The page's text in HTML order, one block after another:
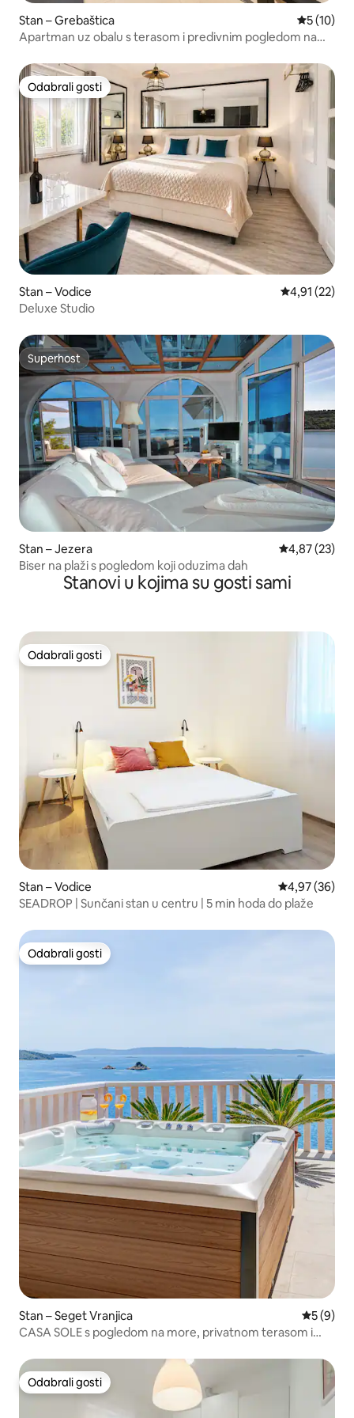
Stan – Grebaštica Prosječna
5 (10)
Apartman uz obalu s terasom i predivnim pogledom na
Odabrali gosti
Odabrali gosti
Stan – Vodice Prosječna
4,91 (22)
Deluxe Studio
Superhost
Superhost
Stan – Jezera Prosječna
4,87 (23)
Biser na plaži s pogledom koji oduzima dah
Stanovi u kojima su gosti sami
Odabrali gosti
Odabrali gosti
Stan – Vodice Prosječna
4,97 (36)
SEADROP | Sunčani stan u centru | 5 min hoda do plaže
Odabrali gosti
Odabrali gosti
Stan – Seget Vranjica
5 (9)
CASA SOLE s pogledom na more, privatnom terasom i
Odabrali gosti
Odabrali gosti